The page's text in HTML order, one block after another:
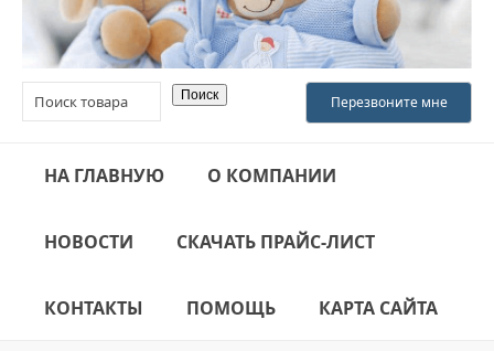
НА ГЛАВНУЮ О КОМПАНИИ
НОВОСТИ СКАЧАТЬ ПРАЙС-ЛИСТ
КОНТАКТЫ ПОМОЩЬ КАРТА САЙТА